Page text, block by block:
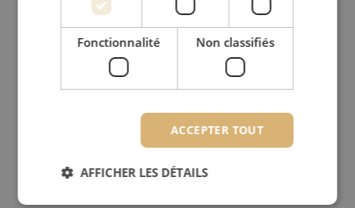
Fonctionnalité Non classifiés
ACCEPTER TOUT
AFFICHER LES DÉTAILS